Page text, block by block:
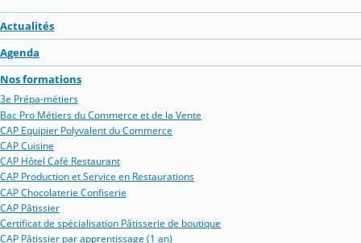
Actualités
Agenda
Nos formations
3e Prépa-métiers
Bac Pro Métiers du Commerce et de la Vente
CAP Equipier Polyvalent du Commerce
CAP Cuisine
CAP Hôtel Café Restaurant
CAP Production et Service en Restaurations
CAP Chocolaterie Confiserie
CAP Pâtissier
Certificat de spécialisation Pâtisserie de boutique
CAP Pâtissier par apprentissage (1 an)